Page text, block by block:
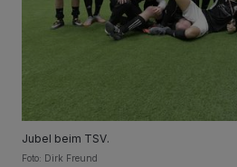
Jubel beim TSV.
Foto: Dirk Freund